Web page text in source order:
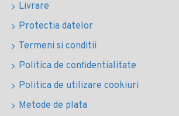
Livrare
Protectia datelor
Termeni si conditii
Politica de confidentialitate
Politica de utilizare cookiuri
Metode de plata